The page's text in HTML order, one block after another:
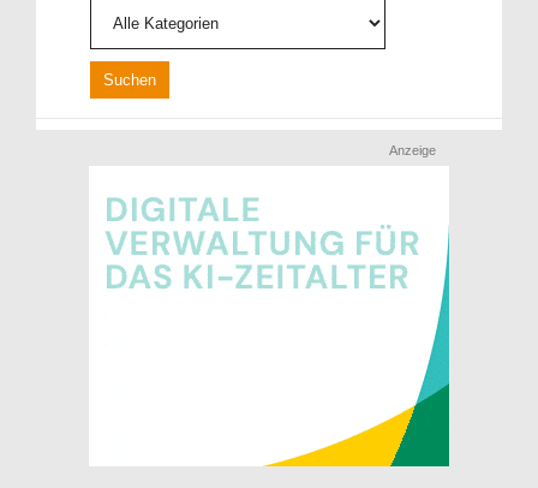
Anzeige